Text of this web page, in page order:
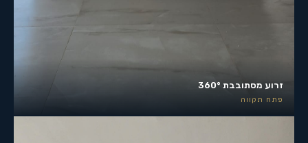
זרוע מסתובבת 360°
פתח תקווה